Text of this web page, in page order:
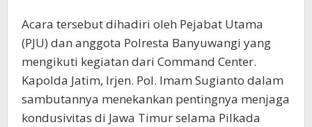
Acara tersebut dihadiri oleh Pejabat Utama
(PJU) dan anggota Polresta Banyuwangi yang
mengikuti kegiatan dari Command Center.
Kapolda Jatim, Irjen. Pol. Imam Sugianto dalam
sambutannya menekankan pentingnya menjaga
kondusivitas di Jawa Timur selama Pilkada